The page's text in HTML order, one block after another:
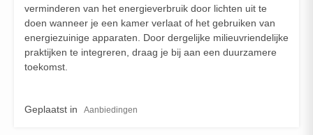
verminderen van het energieverbruik door lichten uit te
doen wanneer je een kamer verlaat of het gebruiken van
energiezuinige apparaten. Door dergelijke milieuvriendelijke
praktijken te integreren, draag je bij aan een duurzamere
toekomst.
Geplaatst in Aanbiedingen